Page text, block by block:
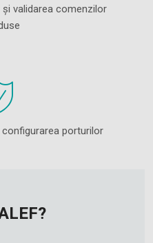
validarea comenzilor
porturilor